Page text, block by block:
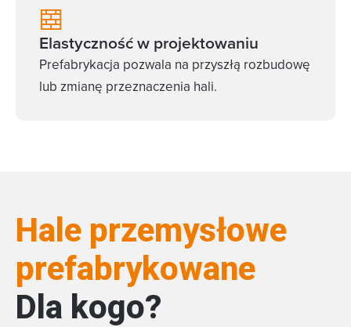
Elastyczność w projektowaniu
Prefabrykacja pozwala na przyszłą rozbudowę
lub zmianę przeznaczenia hali.
Hale przemysłowe
prefabrykowane
Dla kogo?